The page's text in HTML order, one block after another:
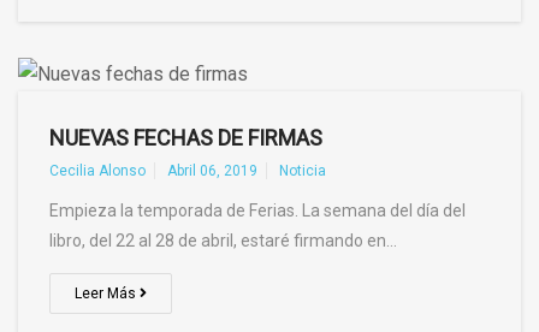
NUEVAS FECHAS DE FIRMAS
Cecilia Alonso Abril 06, 2019 Noticia
Empieza la temporada de Ferias. La semana del día del
libro, del 22 al 28 de abril, estaré firmando en…
Leer Más